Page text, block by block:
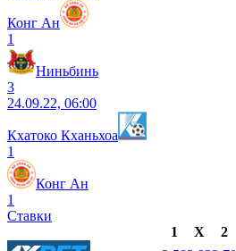
Конг Ан
1
Ниньбинь
3
24.09.22, 06:00
Кхатоко Кханьхоа
1
Конг Ан
1
Ставки
1
X 2